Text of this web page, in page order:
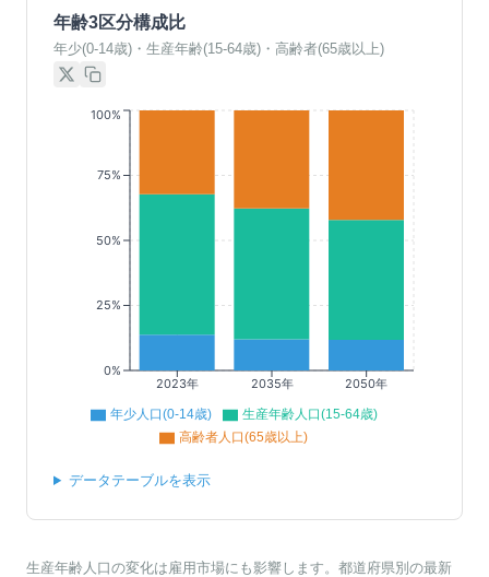
年齢3区分構成比
年少(0-14歳)・生産年齢(15-64歳)・高齢者(65歳以上)
2023年 2035年 2050年
0%
25%
50%
75%
100%
年少人口(0-14歳)
生産年齢人口(15-64歳)
高齢者人口(65歳以上)
データテーブルを表示
生産年齢人口の変化は雇用市場にも影響します。都道府県別の最新